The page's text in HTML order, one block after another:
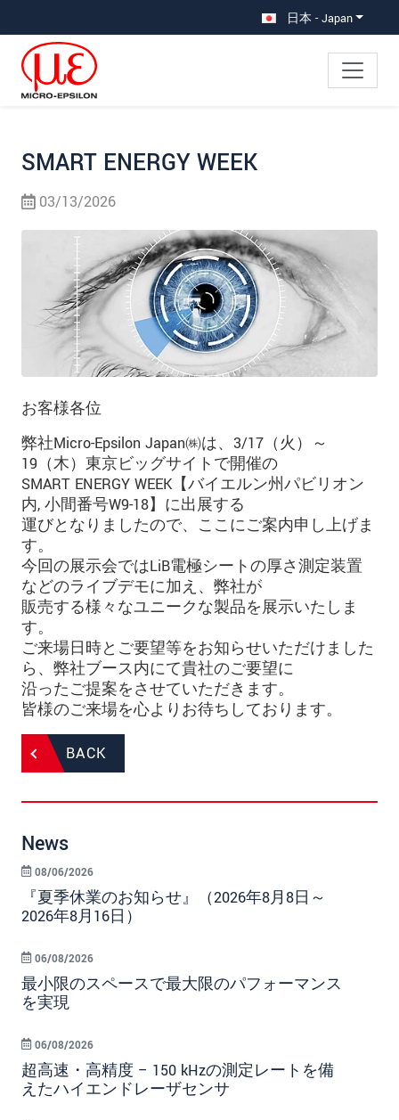
日本 - Japan
SMART ENERGY WEEK
03/13/2026
お客様各位
弊社Micro-Epsilon Japan㈱は、3/17（火）～
19（木）東京ビッグサイトで開催の
SMART ENERGY WEEK【バイエルン州パビリオン
内, 小間番号W9-18】に出展する
運びとなりましたので、ここにご案内申し上げま
す。
今回の展示会ではLiB電極シートの厚さ測定装置
などのライブデモに加え、弊社が
販売する様々なユニークな製品を展示いたしま
す。
ご来場日時とご要望等をお知らせいただけました
ら、弊社ブース内にて貴社のご要望に
沿ったご提案をさせていただきます。
皆様のご来場を心よりお待ちしております。
BACK
News
『夏季休業のお知らせ』（2026年8月8日～
2026年8月16日）
08/06/2026
最小限のスペースで最大限のパフォーマンス
を実現
06/08/2026
超高速・高精度 – 150 kHzの測定レートを備
えたハイエンドレーザセンサ
06/08/2026